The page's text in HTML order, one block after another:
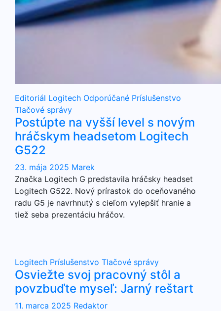
Editoriál Logitech Odporúčané Príslušenstvo
Tlačové správy
Postúpte na vyšší level s novým
hráčskym headsetom Logitech
G522
23. mája 2025 Marek
Značka Logitech G predstavila hráčsky headset
Logitech G522. Nový prírastok do oceňovaného
radu G5 je navrhnutý s cieľom vylepšiť hranie a
tiež seba prezentáciu hráčov.
Logitech Príslušenstvo Tlačové správy
Osviežte svoj pracovný stôl a
povzbuďte myseľ: Jarný reštart
11. marca 2025 Redaktor